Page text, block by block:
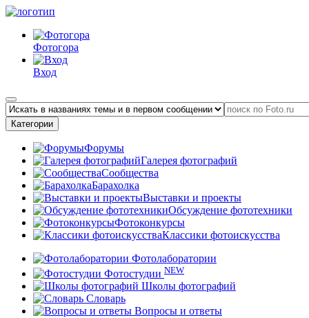
Фотогора
Вход
Категории
Форумы
Галерея фотографий
Сообщества
Барахолка
Выставки и проекты
Обсуждение фототехники
Фотоконкурсы
Классики фотоискусства
Фотолаборатории
Фотостудии NEW
Школы фотографий
Словарь
Вопросы и ответы